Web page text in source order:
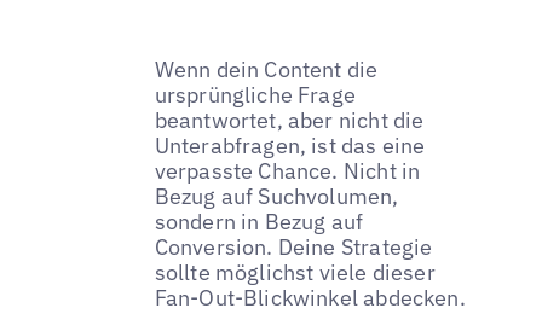
Wenn dein Content die
ursprüngliche Frage
beantwortet, aber nicht die
Unterabfragen, ist das eine
verpasste Chance. Nicht in
Bezug auf Suchvolumen,
sondern in Bezug auf
Conversion. Deine Strategie
sollte möglichst viele dieser
Fan-Out-Blickwinkel abdecken.